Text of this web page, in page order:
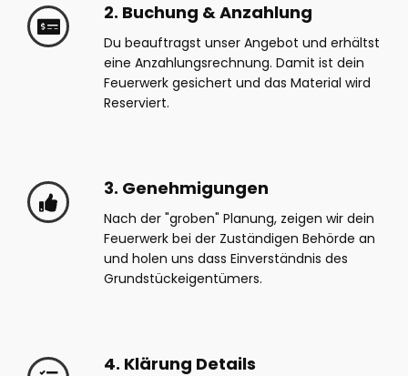
2. Buchung & Anzahlung
Du beauftragst unser Angebot und erhältst
eine Anzahlungsrechnung. Damit ist dein
Feuerwerk gesichert und das Material wird
Reserviert.
3. Genehmigungen
Nach der "groben" Planung, zeigen wir dein
Feuerwerk bei der Zuständigen Behörde an
und holen uns dass Einverständnis des
Grundstückeigentümers.
4. Klärung Details